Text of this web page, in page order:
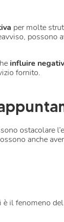
per molte
influire
fornito.
ostacolare
anche
è il fenomeno del